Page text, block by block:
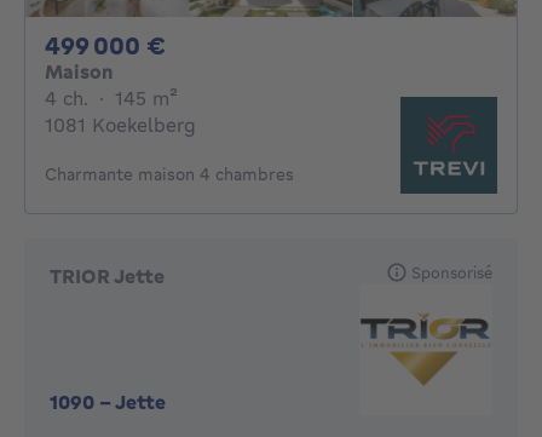
499 000 €
Maison
4 ch. 4 chambres
· 145 m²
1081 Koekelberg
Charmante maison 4 chambres
TRIOR Jette
1090 -Jette
Sponsorisé